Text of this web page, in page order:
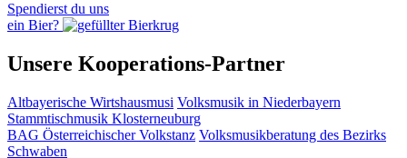
Spendierst du uns
ein Bier?
Unsere Kooperations-Partner
Altbayerische Wirtshausmusi Volksmusik in Niederbayern
Stammtischmusik Klosterneuburg
BAG Österreichischer Volkstanz Volksmusikberatung des Bezirks
Schwaben